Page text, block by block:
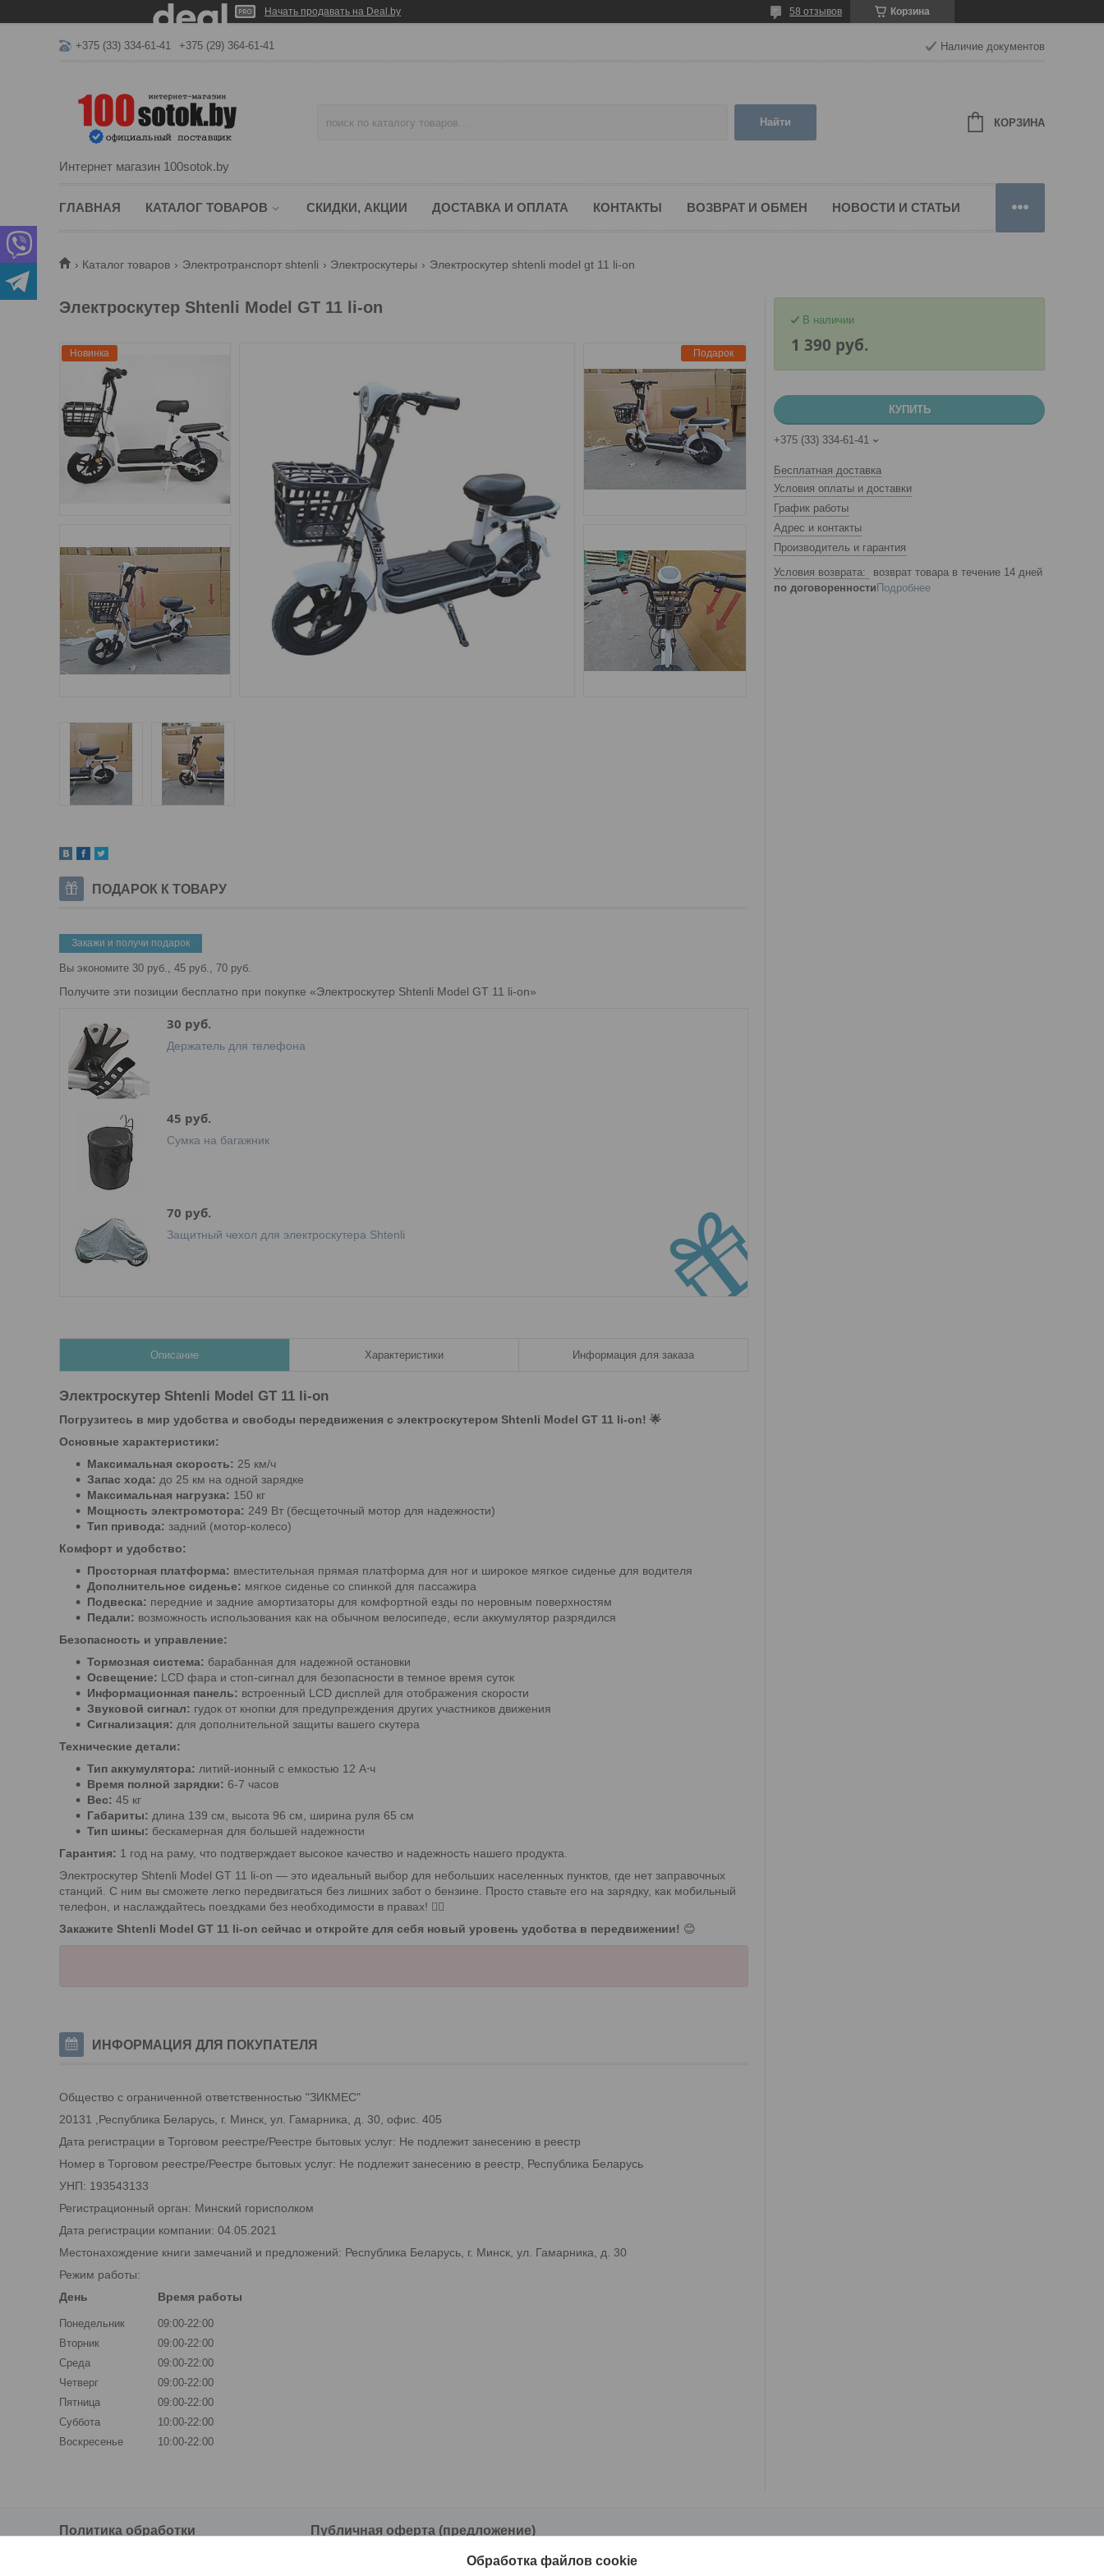
Начать продавать на Deal.by Корзина
58 отзывов
+375 (33) 334-61-41 +375 (29) 364-61-41 Наличие документов
Интернет магазин 100sotok.by
Найти КОРЗИНА
ГЛАВНАЯ КАТАЛОГ ТОВАРОВ СКИДКИ, АКЦИИ ДОСТАВКА И ОПЛАТА КОНТАКТЫ ВОЗВРАТ И ОБМЕН НОВОСТИ И СТАТЬИ
Каталог товаров Электротранспорт shtenli Электроскутеры Электроскутер shtenli model gt 11 li-on
Электроскутер Shtenli Model GT 11 li-on
Новинка Подарок
ПОДАРОК К ТОВАРУ
Закажи и получи подарок
Вы экономите 30 руб., 45 руб., 70 руб.
Получите эти позиции бесплатно при покупке «Электроскутер Shtenli Model GT 11 li-on»
30 руб.
Держатель для телефона
45 руб.
Сумка на багажник
70 руб.
Защитный чехол для электроскутера Shtenli
Описание Характеристики Информация для заказа
Электроскутер Shtenli Model GT 11 li-on
Погрузитесь в мир удобства и свободы передвижения с электроскутером Shtenli Model GT 11 li-on! 🌟
Основные характеристики:
Максимальная скорость: 25 км/ч
Запас хода: до 25 км на одной зарядке
Максимальная нагрузка: 150 кг
Мощность электромотора: 249 Вт (бесщеточный мотор для надежности)
Тип привода: задний (мотор-колесо)
Комфорт и удобство:
Просторная платформа: вместительная прямая платформа для ног и широкое мягкое сиденье для водителя
Дополнительное сиденье: мягкое сиденье со спинкой для пассажира
Подвеска: передние и задние амортизаторы для комфортной езды по неровным поверхностям
Педали: возможность использования как на обычном велосипеде, если аккумулятор разрядился
Безопасность и управление:
Тормозная система: барабанная для надежной остановки
Освещение: LCD фара и стоп-сигнал для безопасности в темное время суток
Информационная панель: встроенный LCD дисплей для отображения скорости
Звуковой сигнал: гудок от кнопки для предупреждения других участников движения
Сигнализация: для дополнительной защиты вашего скутера
Технические детали:
Тип аккумулятора: литий-ионный с емкостью 12 А⋅ч
Время полной зарядки: 6-7 часов
Вес: 45 кг
Габариты: длина 139 см, высота 96 см, ширина руля 65 см
Тип шины: бескамерная для большей надежности
Гарантия: 1 год на раму, что подтверждает высокое качество и надежность нашего продукта.
Электроскутер Shtenli Model GT 11 li-on — это идеальный выбор для небольших населенных пунктов, где нет заправочных
станций. С ним вы сможете легко передвигаться без лишних забот о бензине. Просто ставьте его на зарядку, как мобильный
телефон, и наслаждайтесь поездками без необходимости в правах! 🚴‍♂️
Закажите Shtenli Model GT 11 li-on сейчас и откройте для себя новый уровень удобства в передвижении! 😊
ИНФОРМАЦИЯ ДЛЯ ПОКУПАТЕЛЯ
Общество с ограниченной ответственностью "ЗИКМЕС"
20131 ,Республика Беларусь, г. Минск, ул. Гамарника, д. 30, офис. 405
Дата регистрации в Торговом реестре/Реестре бытовых услуг: Не подлежит занесению в реестр
Номер в Торговом реестре/Реестре бытовых услуг: Не подлежит занесению в реестр, Республика Беларусь
УНП: 193543133
Регистрационный орган: Минский горисполком
Дата регистрации компании: 04.05.2021
Местонахождение книги замечаний и предложений: Республика Беларусь, г. Минск, ул. Гамарника, д. 30
Режим работы:
День
Время работы
Понедельник
09:00-22:00
Вторник
09:00-22:00
Среда
09:00-22:00
Четверг
09:00-22:00
Пятница
09:00-22:00
Суббота
10:00-22:00
Воскресенье
10:00-22:00
В наличии
1 390 руб.
КУПИТЬ
+375 (33) 334-61-41
Бесплатная доставка
Условия оплаты и доставки
График работы
Адрес и контакты
Производитель и гарантия
возврат товара в течение 14 дней
по договоренности Подробнее
Политика обработки
Публичная оферта (предложение)
Обработка файлов cookie